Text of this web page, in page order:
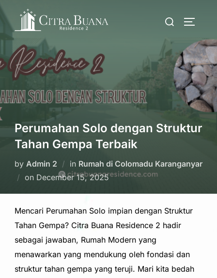
Skip
to
content
Search
Perumahan Solo dengan Struktur
Tahan Gempa Terbaik
by Admin 2 in Rumah di Colomadu Karanganyar
on Posted
December 15, 2025
Mencari Perumahan Solo impian dengan Struktur
Tahan Gempa? Citra Buana Residence 2 hadir
sebagai jawaban, Rumah Modern yang
menawarkan yang mendukung oleh fondasi dan
struktur tahan gempa yang teruji. Mari kita bedah